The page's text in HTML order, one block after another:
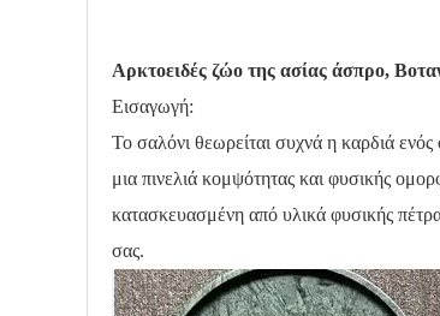
Αρκτοειδές ζώο της ασίας άσπρο,
Εισαγωγή:
Το σαλόνι θεωρείται συχνά η καρδιά ενός
μια πινελιά κομψότητας και φυσικής
κατασκευασμένη από υλικά φυσικής
σας.